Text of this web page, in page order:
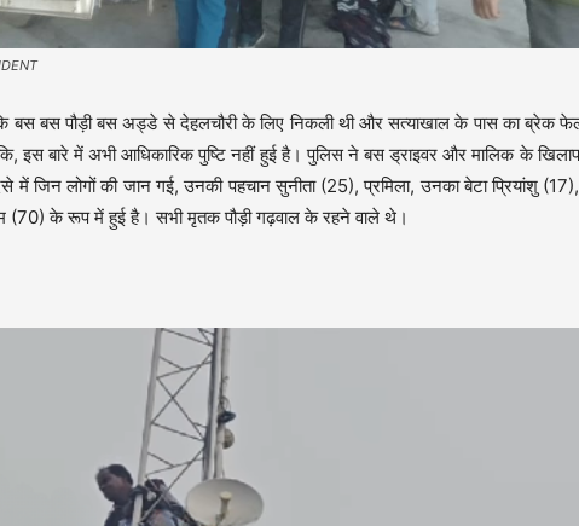
बस बस पौड़ी बस अड्डे से देहलचौरी के लिए निकली थी और सत्याखाल के पास का ब्रेक फेल
इस बारे में अभी आधिकारिक पुष्टि नहीं हुई है। पुलिस ने बस ड्राइवर और मालिक के
में जिन लोगों की जान गई, उनकी पहचान सुनीता (25), प्रमिला, उनका बेटा प्रियांशु
(70) के रूप में हुई है। सभी मृतक पौड़ी गढ़वाल के रहने वाले थे।